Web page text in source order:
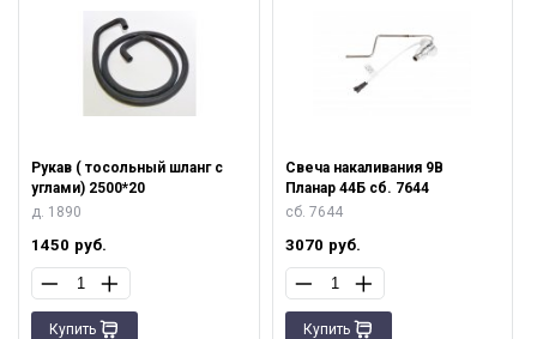
Рукав ( тосольный шланг с
углами) 2500*20
д. 1890
1450 руб.
Купить
Свеча накаливания 9В
Планар 44Б сб. 7644
сб. 7644
3070 руб.
Купить